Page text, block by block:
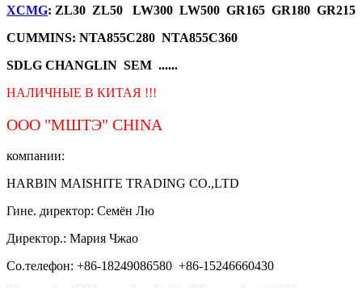
XCMG: ZL30 ZL50 LW300 LW500 GR165 GR180 GR215
CUMMINS: NTA855C280 NTA855C360
SDLG CHANGLIN SEM ......
НАЛИЧНЫЕ В КИТАЯ !!!
ООО "МШТЭ" CHINA
компании:
HARBIN MAISHITE TRADING CO.,LTD
Гине. директор: Семён Лю
Директор.: Мария Чжао
Со.телефон: +86-18249086580 +86-15246660430